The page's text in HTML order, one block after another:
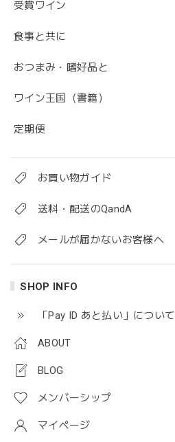
受賞ワイン
食事と共に
おつまみ・嗜好品と
ワイン王国（書籍）
定期便
お買い物ガイド
送料・配送のQandA
メールが届かないお客様へ
SHOP INFO
「Pay ID あと払い」について
ABOUT
BLOG
メンバーシップ
マイページ